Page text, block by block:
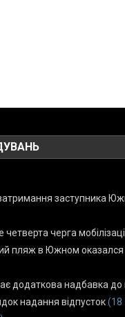
заступника
черга
пляж в Южном
додаткова надбавка до
надання відпусток (18